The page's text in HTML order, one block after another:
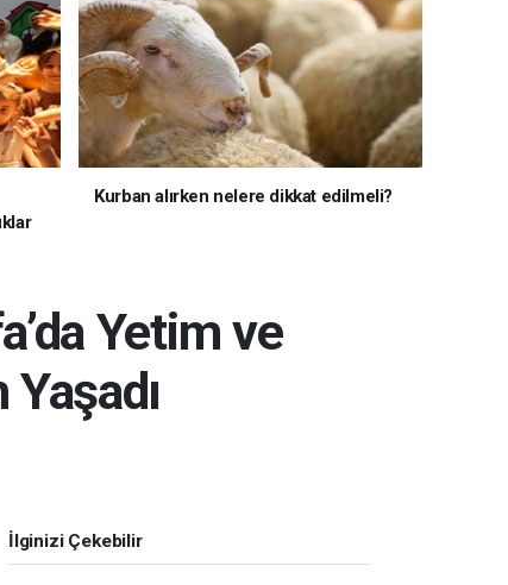
Kurban alırken nelere dikkat edilmeli?
Yetim ve
İlginizi Çekebilir